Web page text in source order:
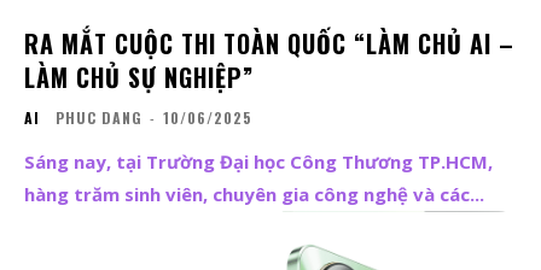
RA MẮT CUỘC THI TOÀN QUỐC “LÀM CHỦ AI –
LÀM CHỦ SỰ NGHIỆP”
AI PHUC DANG - 10/06/2025
Sáng nay, tại Trường Đại học Công Thương TP.HCM,
hàng trăm sinh viên, chuyên gia công nghệ và các...